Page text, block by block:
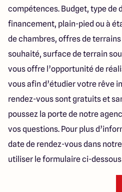
compétences. Budget, type de
financement, plain-pied ou à
de chambres, offres de
souhaité, surface de terrain
vous offre l’opportunité de
vous afin d’étudier votre rêve
rendez-vous sont gratuits et
poussez la porte de notre
vos questions. Pour plus
date de rendez-vous dans
utiliser le formulaire ci-dessous